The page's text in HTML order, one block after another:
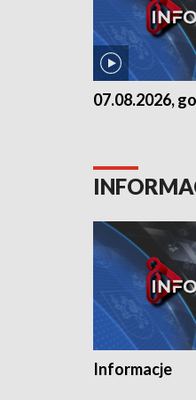
07.08.2026,
Informacje